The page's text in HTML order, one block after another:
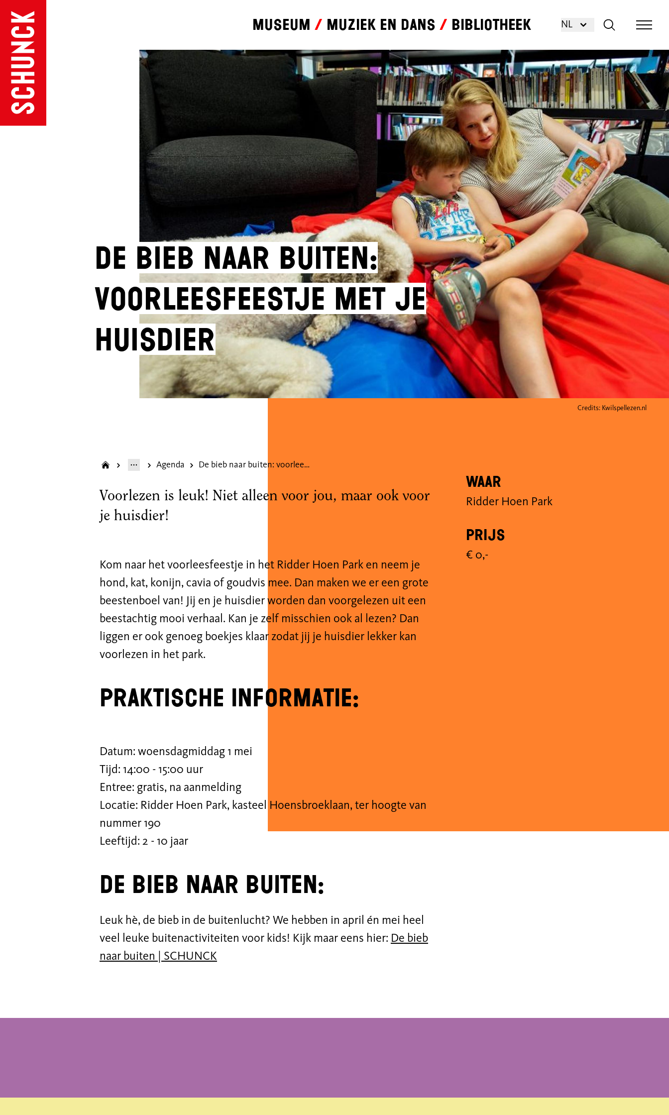
Museum Muziek en dans Bibliotheek NL
De bieb naar buiten:
voorleesfeestje met je
huisdier
Credits: Kwilspellezen.nl
Agenda De bieb naar buiten: voorleesfeestje met je huisdier
Voorlezen is leuk! Niet alleen voor jou, maar ook voor
je huisdier!
Kom naar het voorleesfeestje in het Ridder Hoen Park en neem je
hond, kat, konijn, cavia of goudvis mee. Dan maken we er een grote
beestenboel van! Jij en je huisdier worden dan voorgelezen uit een
beestachtig mooi verhaal. Kan je zelf misschien ook al lezen? Dan
liggen er ook genoeg boekjes klaar zodat jij je huisdier lekker kan
voorlezen in het park.
Praktische informatie:
Datum: woensdagmiddag 1 mei
Tijd: 14:00 - 15:00 uur
Entree: gratis, na aanmelding
Locatie: Ridder Hoen Park, kasteel Hoensbroeklaan, ter hoogte van
nummer 190
Leeftijd: 2 - 10 jaar
De bieb naar buiten:
Leuk hè, de bieb in de buitenlucht? We hebben in april én mei heel
veel leuke buitenactiviteiten voor kids! Kijk maar eens hier: De bieb
naar buiten | SCHUNCK
Waar
Ridder Hoen Park
Prijs
€ 0,-